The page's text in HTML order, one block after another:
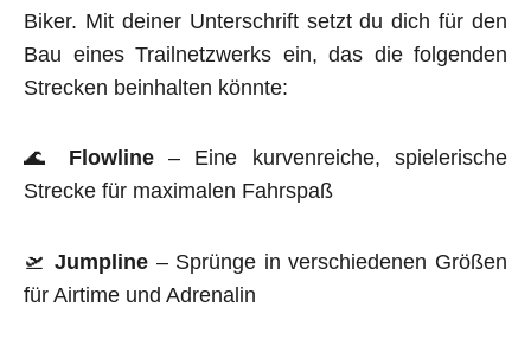
Biker. Mit deiner Unterschrift setzt du dich für den
Bau eines Trailnetzwerks ein, das die folgenden
Strecken beinhalten könnte:
🌊 Flowline– Eine kurvenreiche, spielerische
Strecke für maximalen Fahrspaß
🛫Jumpline – Sprünge in verschiedenen Größen
für Airtime und Adrenalin